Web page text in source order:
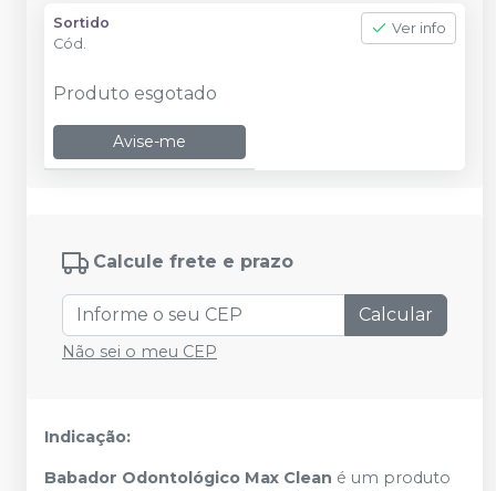
Sortido
Cód.
Ver info
Produto esgotado
Avise-me
Calcule frete e prazo
Calcular
Não sei o meu CEP
Indicação:
Babador Odontológico Max Clean é um produto